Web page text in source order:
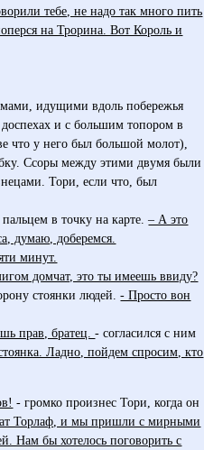
тебе, не надо так много пить
на Трорина. Вот Король и
идущими вдоль побережья
и с большим топором в
что у него был большой молот),
Ссоры между этими двумя были
Тори, если что, был
в точку на карте.– А это
думаю, доберемся.
минут.
домчат, это ты имеешь ввиду?
стоянки людей.- Просто вон
прав, братец.- согласился с ним
Ладно, пойдем спросим, кто
- громко произнес Тори, когда он
Торлаф, и мы пришли с мирными
Нам бы хотелось поговорить с